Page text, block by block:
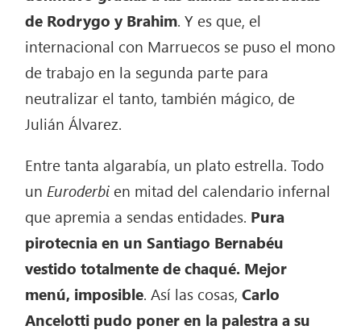
de Rodrygo y Brahim. Y es que, el
internacional con Marruecos se puso el mono
de trabajo en la segunda parte para
neutralizar el tanto, también mágico, de
Julián Álvarez.
Entre tanta algarabía, un plato estrella. Todo
un Euroderbi en mitad del calendario infernal
que apremia a sendas entidades. Pura
pirotecnia en un Santiago Bernabéu
vestido totalmente de chaqué. Mejor
menú, imposible. Así las cosas,Carlo
Ancelotti pudo poner en la palestra a su